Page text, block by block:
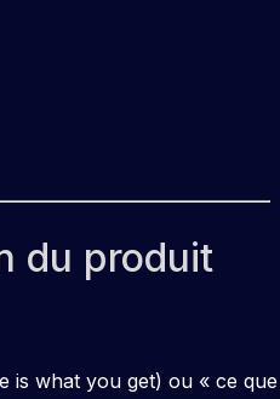
du produit
is what you get) ou « ce